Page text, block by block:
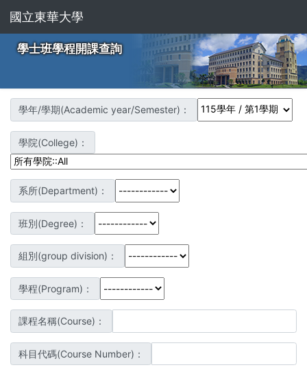
國立東華大學
學士班學程開課查詢
學年/學期(Academic year/Semester)：
學院(College)：
系所(Department)：
班別(Degree)：
組別(group division)：
學程(Program)：
課程名稱(Course)：
科目代碼(Course Number)：